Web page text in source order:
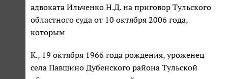
адвоката Ильченко Н.Д. на приговор Тульского
областного суда от 10 октября 2006 года,
которым
К., 19 октября 1966 года рождения, уроженец
села Павшино Дубенского района Тульской